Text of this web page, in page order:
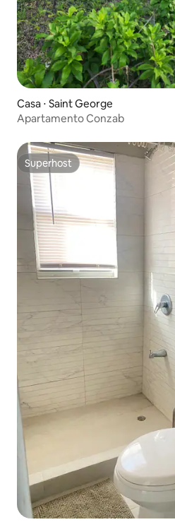
Casa ⋅ Saint George
Apartamento Conzab
Superhost
Superhost